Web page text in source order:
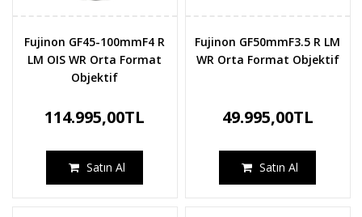
Fujinon GF45-100mmF4 R
LM OIS WR Orta Format
Objektif
114.995,00TL
Satın Al
Fujinon GF50mmF3.5 R LM
WR Orta Format Objektif
49.995,00TL
Satın Al